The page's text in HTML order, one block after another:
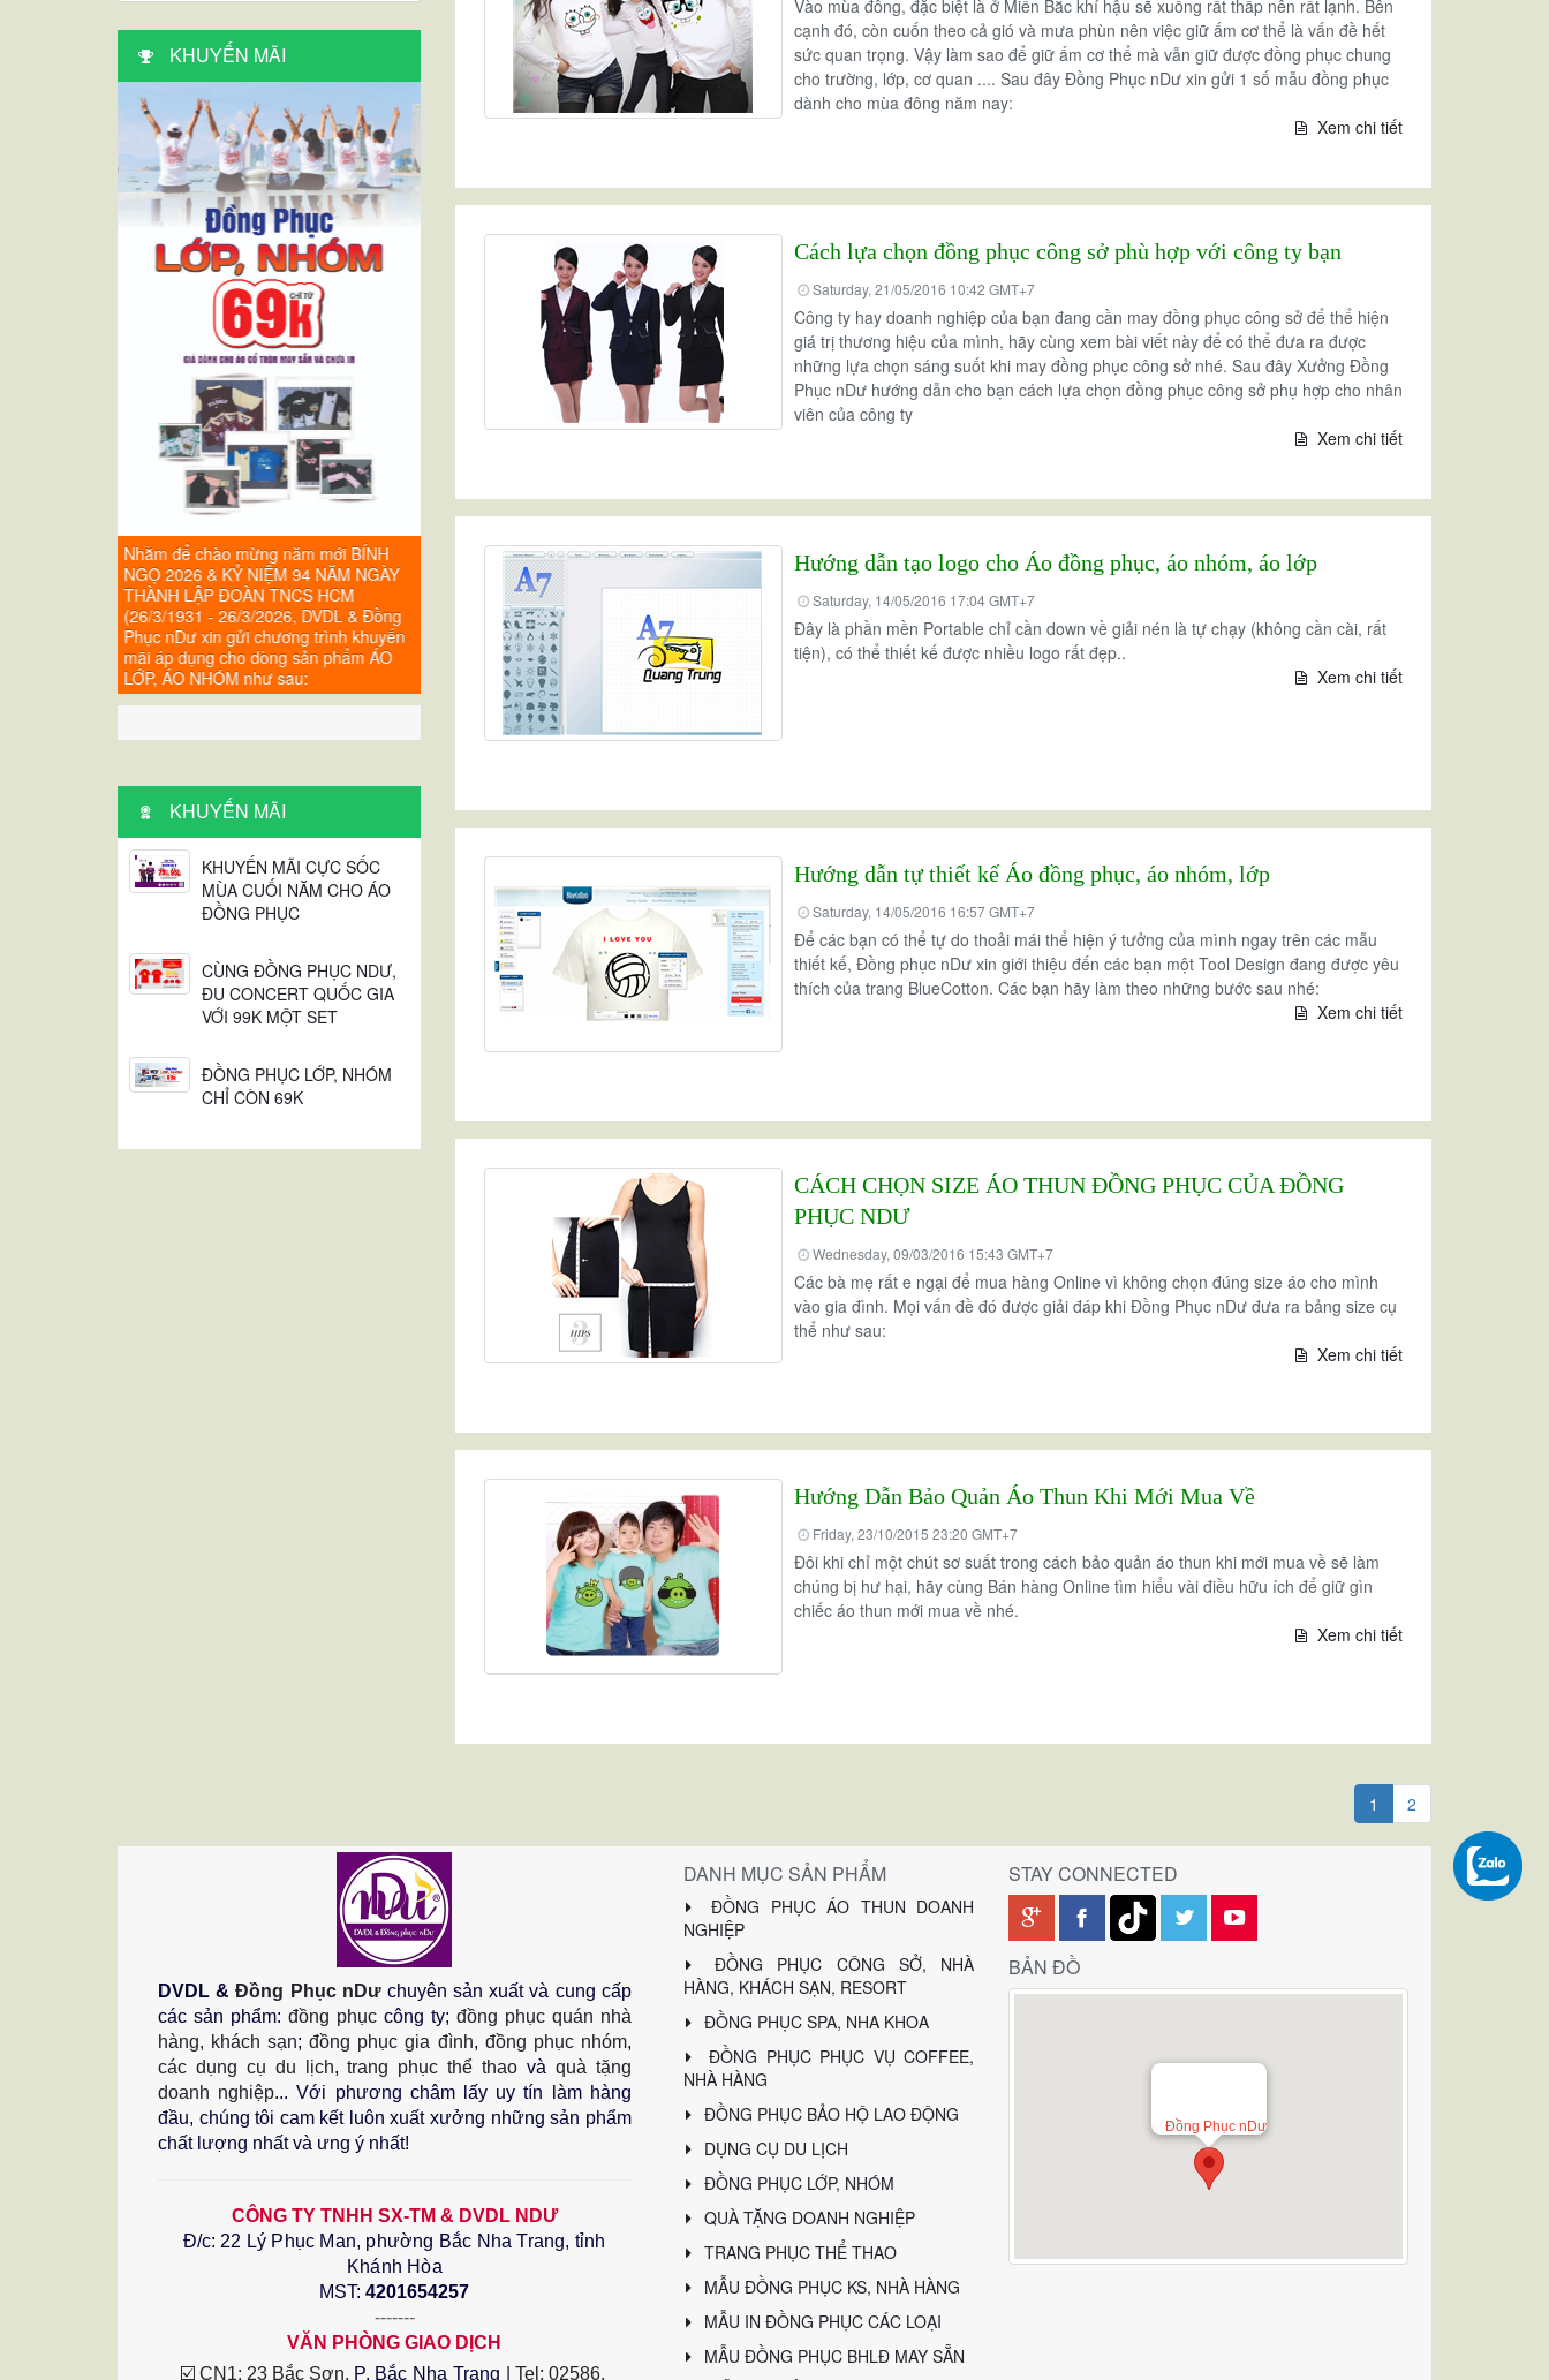
Vào mùa đông, đặc biệt là ở Miền Bắc khí hậu sẽ xuống rất thấp nên rất lạnh. Bên
cạnh đó, còn cuốn theo cả gió và mưa phùn nên việc giữ ấm cơ thể là vấn đề hết
sức quan trọng. Vậy làm sao để giữ ấm cơ thể mà vẫn giữ được đồng phục chung
cho trường, lớp, cơ quan .... Sau đây Đồng Phục nDư xin gửi 1 số mẫu đồng phục
dành cho mùa đông năm nay:
Xem chi tiết
Cách lựa chọn đồng phục công sở phù hợp với công ty bạn
Saturday, 21/05/2016 10:42 GMT+7
Công ty hay doanh nghiệp của bạn đang cần may đồng phục công sở để thể hiện
giá trị thương hiệu của mình, hãy cùng xem bài viết này để có thể đưa ra được
những lựa chọn sáng suốt khi may đồng phục công sở nhé. Sau đây Xưởng Đồng
Phục nDư hướng dẫn cho bạn cách lựa chọn đồng phục công sở phụ hợp cho nhân
viên của công ty
Xem chi tiết
Hướng dẫn tạo logo cho Áo đồng phục, áo nhóm, áo lớp
Saturday, 14/05/2016 17:04 GMT+7
Đây là phần mền Portable chỉ cần down về giải nén là tự chạy (không cần cài, rất
tiện), có thể thiết kế được nhiều logo rất đẹp..
Xem chi tiết
Hướng dẫn tự thiết kế Áo đồng phục, áo nhóm, lớp
Saturday, 14/05/2016 16:57 GMT+7
Để các bạn có thể tự do thoải mái thể hiện ý tưởng của mình ngay trên các mẫu
thiết kế, Đồng phục nDư xin giới thiệu đến các bạn một Tool Design đang được yêu
thích của trang BlueCotton. Các bạn hãy làm theo những bước sau nhé:
Xem chi tiết
CÁCH CHỌN SIZE ÁO THUN ĐỒNG PHỤC CỦA ĐỒNG
PHỤC NDƯ
Wednesday, 09/03/2016 15:43 GMT+7
Các bà mẹ rất e ngại để mua hàng Online vì không chọn đúng size áo cho mình
vào gia đình. Mọi vấn đề đó được giải đáp khi Đồng Phục nDư đưa ra bảng size cụ
thể như sau:
Xem chi tiết
Hướng Dẫn Bảo Quản Áo Thun Khi Mới Mua Về
Friday, 23/10/2015 23:20 GMT+7
Đôi khi chỉ một chút sơ suất trong cách bảo quản áo thun khi mới mua về sẽ làm
chúng bị hư hại, hãy cùng Bán hàng Online tìm hiểu vài điều hữu ích để giữ gìn
chiếc áo thun mới mua về nhé.
Xem chi tiết
1 2
KHUYẾN MÃI
Nhằm để chào mừng năm mới BÍNH
NGỌ 2026 & KỶ NIỆM 94 NĂM NGÀY
THÀNH LẬP ĐOÀN TNCS HCM
(26/3/1931 - 26/3/2026, DVDL & Đồng
Phục nDư xin gửi chương trình khuyến
mãi áp dụng cho dòng sản phẩm ÁO
LỚP, ÁO NHÓM như sau:
Nhằm để chào mừng năm mới BÍNH
NGỌ 2026 & KỶ NIỆM 94 NĂM NGÀY
THÀNH LẬP ĐOÀN TNCS HCM
(26/3/1931 - 26/3/2026, DVDL & Đồng
Phục nDư xin gửi chương trình khuyến
mãi áp dụng cho dòng sản phẩm ÁO
LỚP, ÁO NHÓM như sau:
Nhằm để chào mừng năm mới BÍNH
NGỌ 2026 & KỶ NIỆM 94 NĂM NGÀY
THÀNH LẬP ĐOÀN TNCS HCM
(26/3/1931 - 26/3/2026, DVDL & Đồng
Phục nDư xin gửi chương trình khuyến
mãi áp dụng cho dòng sản phẩm ÁO
Nhằm để chào mừng năm mới BÍNH
NGỌ 2026 & KỶ NIỆM 94 NĂM NGÀY
THÀNH LẬP ĐOÀN TNCS HCM
(26/3/1931 - 26/3/2026, DVDL & Đồng
Phục nDư xin gửi chương trình khuyến
mãi áp dụng cho dòng sản phẩm ÁO
KHUYẾN MÃI
KHUYẾN MÃI CỰC SỐC
MÙA CUỐI NĂM CHO ÁO
ĐỒNG PHỤC
CÙNG ĐỒNG PHỤC NDƯ,
ĐU CONCERT QUỐC GIA
VỚI 99K MỘT SET
ĐỒNG PHỤC LỚP, NHÓM
CHỈ CÒN 69K
DVDL &Đồng Phục nDưchuyên sản xuất và cung cấp
các sản phẩm: đồng phụccông ty; đồng phục quán nhà
hàng, khách sạn;đồng phục gia đình, đồng phục nhóm,
các dụng cụ du lịch,trang phục thể thao và quà tặng
doanh nghiệp...Với phương châm lấy uy tín làm hàng
đầu, chúng tôi cam kết luôn xuất xưởng những sản phẩm
chất lượng nhất và ưng ý nhất!
CÔNG TY TNHH SX-TM & DVDL NDƯ
Đ/c: 22 Lý Phục Man, phường Bắc Nha Trang, tỉnh
Khánh Hòa
MST:4201654257
-------
VĂN PHÒNG GIAO DỊCH
☑️ CN1: 23 Bắc Sơn, P. Bắc Nha Trang | Tel: 02586.
DANH MỤC SẢN PHẨM
ĐỒNG PHỤC ÁO THUN DOANH
NGHIỆP
ĐỒNG PHỤC CÔNG SỞ, NHÀ
HÀNG, KHÁCH SẠN, RESORT
ĐỒNG PHỤC SPA, NHA KHOA
ĐỒNG PHỤC PHỤC VỤ COFFEE,
NHÀ HÀNG
ĐỒNG PHỤC BẢO HỘ LAO ĐỘNG
DỤNG CỤ DU LỊCH
ĐỒNG PHỤC LỚP, NHÓM
QUÀ TẶNG DOANH NGHIỆP
TRANG PHỤC THỂ THAO
MẪU ĐỒNG PHỤC KS, NHÀ HÀNG
MẪU IN ĐỒNG PHỤC CÁC LOẠI
MẪU ĐỒNG PHỤC BHLĐ MAY SẴN
STAY CONNECTED
BẢN ĐỒ
Đồng Phục nDư